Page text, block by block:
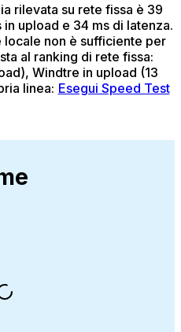
rilevata su rete fissa è 39
upload e 34 ms di latenza.
non è sufficiente per
al ranking di rete fissa:
Windtre in upload (13
linea: Esegui Speed Test